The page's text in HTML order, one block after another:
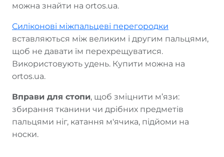
можна знайти на ortos.ua.
Силіконові міжпальцеві перегородки
вставляються між великим і другим пальцями,
щоб не давати їм перехрещуватися.
Використовують удень. Купити можна на
ortos.ua.
Вправи для стопи, щоб зміцнити м’язи:
збирання тканини чи дрібних предметів
пальцями ніг, катання м'ячика, підйоми на
носки.